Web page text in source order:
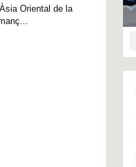
Oriental de la